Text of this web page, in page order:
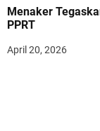
Menaker
PPRT
April 20, 2026